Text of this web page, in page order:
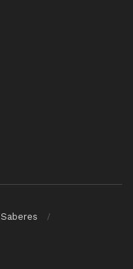
Saberes